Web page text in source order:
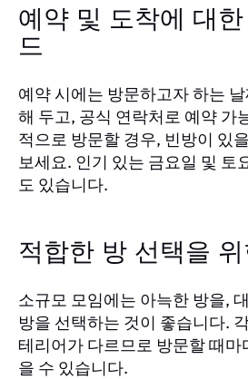
예약 및 도착에 대한
드
예약 시에는 방문하고자 하는
해 두고, 공식 연락처로 예약 가
적으로 방문할 경우, 빈방이 있
보세요. 인기 있는 금요일 및 토
도 있습니다.
적합한 방 선택을 위
소규모 모임에는 아늑한 방을,
방을 선택하는 것이 좋습니다.
테리어가 다르므로 방문할 때
을 수 있습니다.